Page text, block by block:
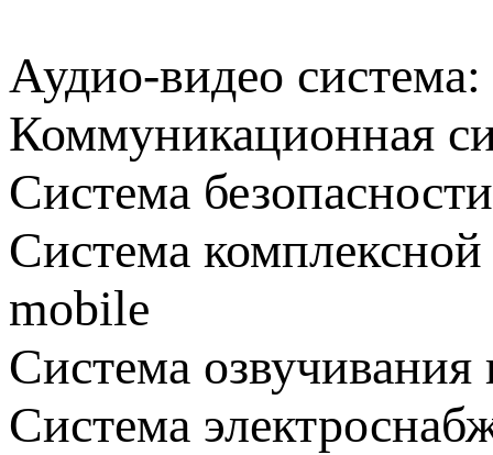
Аудио-видео
Коммуникационная
Система
Система
mobile
Система
Система